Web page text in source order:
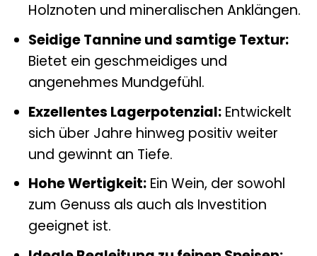
Holznoten und mineralischen Anklängen.
Seidige Tannine und samtige Textur:
Bietet ein geschmeidiges und
angenehmes Mundgefühl.
Exzellentes Lagerpotenzial:Entwickelt
sich über Jahre hinweg positiv weiter
und gewinnt an Tiefe.
Hohe Wertigkeit:Ein Wein, der sowohl
zum Genuss als auch als Investition
geeignet ist.